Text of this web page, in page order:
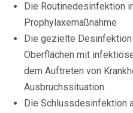
Die Routinedesinfektion
Prophylaxemaßnahme
Die gezielte Desinfektion
Oberflächen mit
dem Auftreten von
Ausbruchssituation.
Die Schlussdesinfektion